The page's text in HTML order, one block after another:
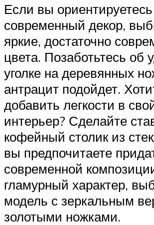
Если вы
современный декор,
яркие, достаточно
цвета. Позаботьтесь об
уголке на деревянных
антрацит подойдет.
добавить легкости в
интерьер? Сделайте
кофейный столик из
вы предпочитаете
современной
гламурный характер,
модель с зеркальным
золотыми ножками.